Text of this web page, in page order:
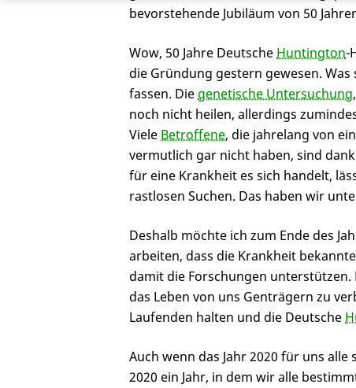
bevorstehende Jubiläum von 50
Wow, 50 Jahre Deutsche Huntington-
die Gründung gestern gewesen.
fassen. Die genetische Untersuchung
noch nicht heilen, allerdings
Viele Betroffene, die jahrelang von
vermutlich gar nicht haben, sind
für eine Krankheit es sich handelt,
rastlosen Suchen. Das haben wir
Deshalb möchte ich zum Ende des
arbeiten, dass die Krankheit
damit die Forschungen
das Leben von uns Genträgern zu
Laufenden halten und die Deutsche
Auch wenn das Jahr 2020 für uns
2020 ein Jahr, in dem wir alle